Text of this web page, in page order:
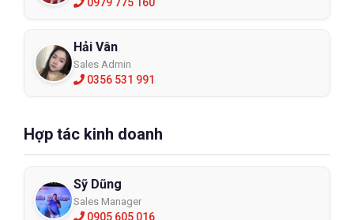
Hải Vân
Sales Admin
0356 531 991
Hợp tác kinh doanh
Sỹ Dũng
Sales Manager
0905 605 016